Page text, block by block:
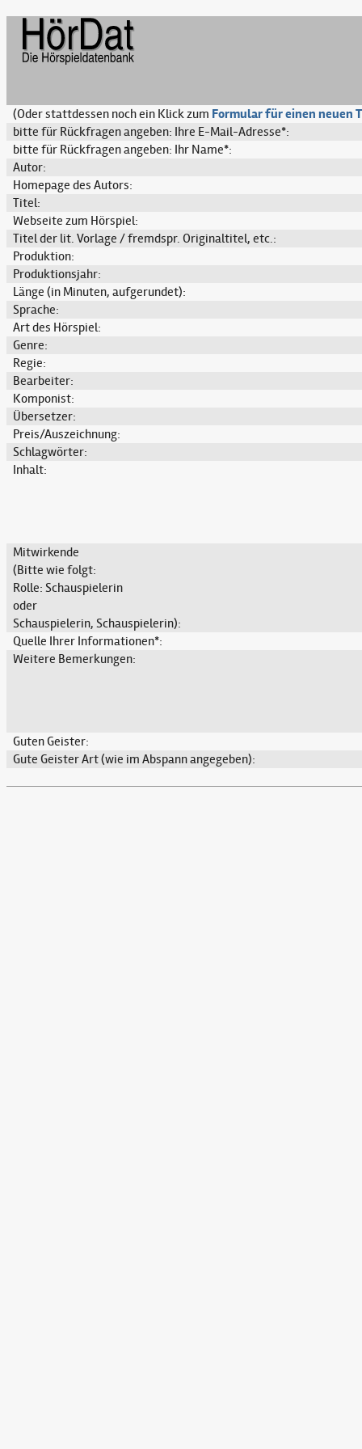
(Oder stattdessen noch ein Klick zum Formular für einen neuen
bitte für Rückfragen angeben: Ihre E-Mail-Adresse*:
bitte für Rückfragen angeben: Ihr Name*:
Autor:
Homepage des Autors:
Titel:
Webseite zum Hörspiel:
Titel der lit. Vorlage / fremdspr. Originaltitel, etc.:
Produktion:
Produktionsjahr:
Länge (in Minuten, aufgerundet):
Sprache:
Art des Hörspiel:
Genre:
Regie:
Bearbeiter:
Komponist:
Übersetzer:
Preis/Auszeichnung:
Schlagwörter:
Inhalt:
Mitwirkende
(Bitte wie folgt:
Rolle: Schauspielerin
oder
Schauspielerin, Schauspielerin):
Quelle Ihrer Informationen*:
Weitere Bemerkungen:
Guten Geister:
Gute Geister Art (wie im Abspann angegeben):